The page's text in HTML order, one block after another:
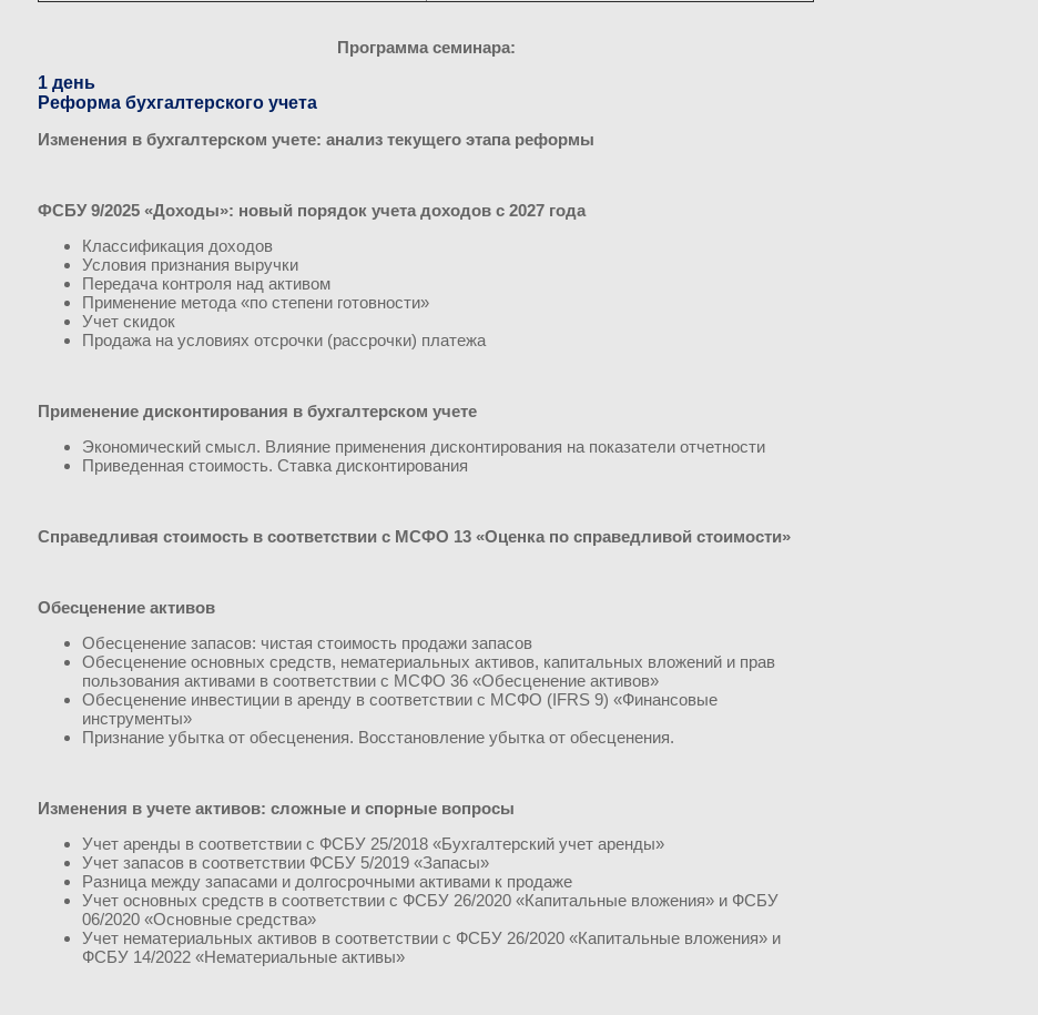
Программа семинара:
1 день
Реформа бухгалтерского учета
Изменения в бухгалтерском учете: анализ текущего этапа реформы
ФСБУ 9/2025 «Доходы»: новый порядок учета доходов с 2027 года
Классификация доходов
Условия признания выручки
Передача контроля над активом
Применение метода «по степени готовности»
Учет скидок
Продажа на условиях отсрочки (рассрочки) платежа
Применение дисконтирования в бухгалтерском учете
Экономический смысл. Влияние применения дисконтирования на показатели отчетности
Приведенная стоимость. Ставка дисконтирования
Справедливая стоимость в соответствии с МСФО 13 «Оценка по справедливой стоимости»
Обесценение активов
Обесценение запасов: чистая стоимость продажи запасов
Обесценение основных средств, нематериальных активов, капитальных вложений и прав
пользования активами в соответствии с МСФО 36 «Обесценение активов»
Обесценение инвестиции в аренду в соответствии с МСФО (IFRS 9) «Финансовые
инструменты»
Признание убытка от обесценения. Восстановление убытка от обесценения.
Изменения в учете активов: сложные и спорные вопросы
Учет аренды в соответствии с ФСБУ 25/2018 «Бухгалтерский учет аренды»
Учет запасов в соответствии ФСБУ 5/2019 «Запасы»
Разница между запасами и долгосрочными активами к продаже
Учет основных средств в соответствии с ФСБУ 26/2020 «Капитальные вложения» и ФСБУ
06/2020 «Основные средства»
Учет нематериальных активов в соответствии с ФСБУ 26/2020 «Капитальные вложения» и
ФСБУ 14/2022 «Нематериальные активы»